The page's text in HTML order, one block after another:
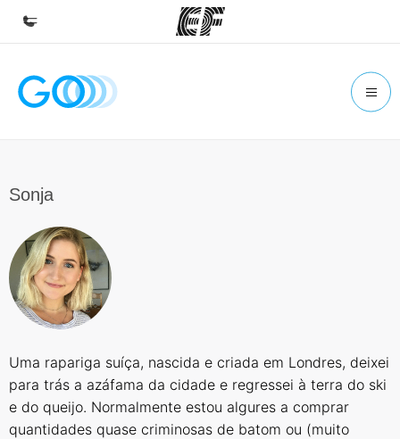
Início
Encontre um escritório
Sobre nós
Quem somos
Junte-se a nós
Sonja
Uma rapariga suíça, nascida e criada em Londres, deixei
para trás a azáfama da cidade e regressei à terra do ski
e do queijo. Normalmente estou algures a comprar
quantidades quase criminosas de batom ou (muito